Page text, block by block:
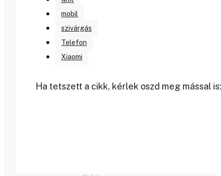
mobil
szivárgás
Telefon
Xiaomi
Ha tetszett a cikk, kérlek oszd meg mással is: